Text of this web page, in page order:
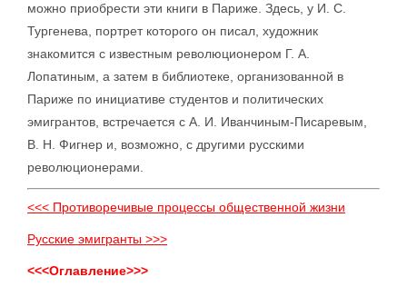
можно приобрести эти книги в Париже. Здесь, у И. С.
Тургенева, портрет которого он писал, художник
знакомится с известным революционером Г. А.
Лопатиным, а затем в библиотеке, организованной в
Париже по инициативе студентов и политических
эмигрантов, встречается с А. И. Иванчиным-Писаревым,
В. Н. Фигнер и, возможно, с другими русскими
революционерами.
<<< Противоречивые процессы общественной жизни
Русские эмигранты >>>
<<<Оглавление>>>